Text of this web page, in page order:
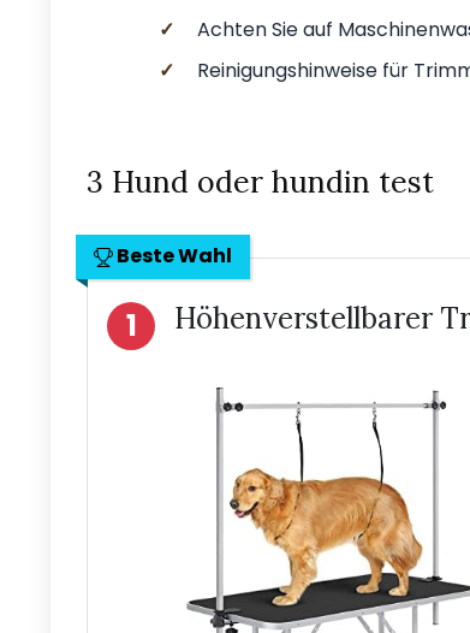
✓
Achten Sie auf
✓
Reinigungshinweise für
3 Hund oder hundin test
Beste Wahl
1 Höhenverstellbarer